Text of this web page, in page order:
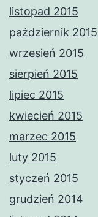
listopad 2015
październik 2015
wrzesień 2015
sierpień 2015
lipiec 2015
kwiecień 2015
marzec 2015
luty 2015
styczeń 2015
grudzień 2014